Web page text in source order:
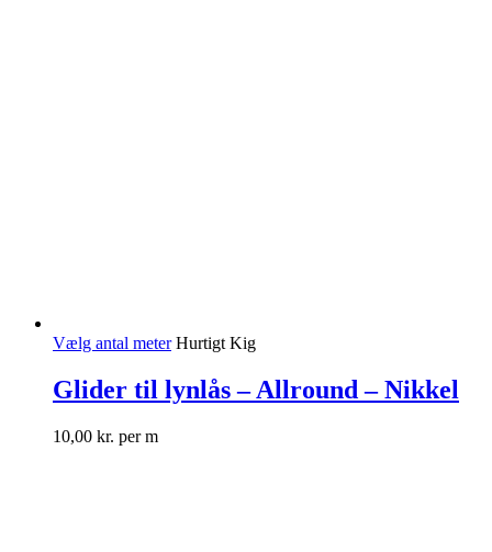
Vælg antal meter Hurtigt Kig
Glider til lynlås – Allround – Nikkel
10,00 kr. per m